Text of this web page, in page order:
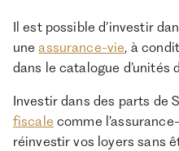
Il est possible d’investir
uneassurance-vie, à
dans le catalogue d’unités
Investir dans des parts de
fiscale comme
réinvestir vos loyers sans